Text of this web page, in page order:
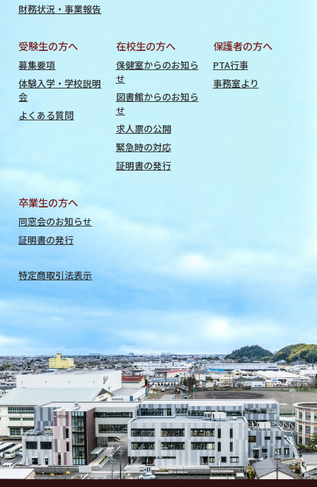
財務状況・事業報告
受験生の方へ
募集要項
体験入学・学校説明
会
よくある質問
在校生の方へ
保健室からのお知ら
せ
図書館からのお知ら
せ
求人票の公開
緊急時の対応
証明書の発行
保護者の方へ
PTA行事
事務室より
卒業生の方へ
同窓会のお知らせ
証明書の発行
特定商取引法表示